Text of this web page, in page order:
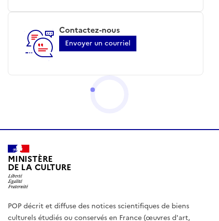
Contactez-nous
Envoyer un courriel
MINISTÈRE
DE LA CULTURE
POP décrit et diffuse des notices scientifiques de biens
culturels étudiés ou conservés en France (œuvres d'art,